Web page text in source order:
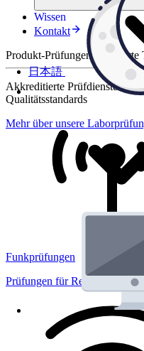
日本語
Wissen
Kontakt
Produkt-Prüfungen für smarte
Akkreditierte Prüfdienste auf
Qualitätsstandards
Mehr über unsere
Funkprüfungen
Prüfungen für Regulatorik